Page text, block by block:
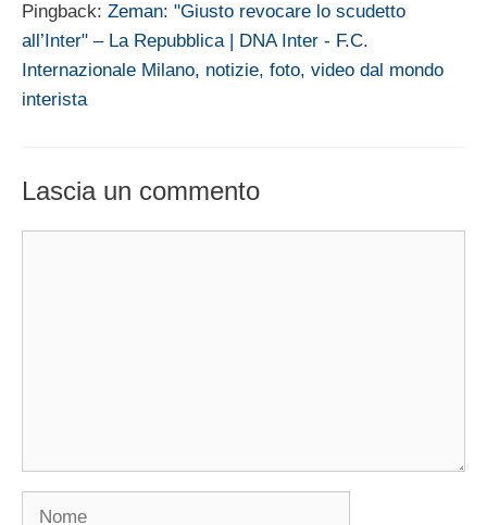
Pingback: Zeman: "Giusto revocare lo scudetto
all’Inter" – La Repubblica | DNA Inter - F.C.
Internazionale Milano, notizie, foto, video dal mondo
interista
Lascia un commento